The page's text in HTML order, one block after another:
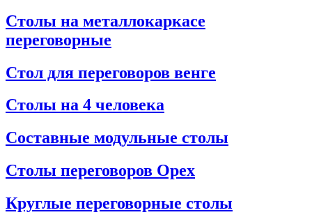
Столы на металлокаркасе
переговорные
Стол для переговоров венге
Столы на 4 человека
Составные модульные столы
Столы переговоров Орех
Круглые переговорные столы